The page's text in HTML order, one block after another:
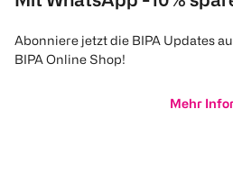
Abonniere jetzt die BIPA Updates
BIPA Online Shop!
Mehr